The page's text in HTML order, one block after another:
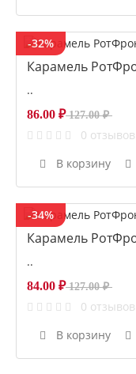
-32%
Карамель
..
127.00 ₽
86.00 ₽
0 отзывов
В корзину
-34%
Карамель
..
127.00 ₽
84.00 ₽
0 отзывов
В корзину